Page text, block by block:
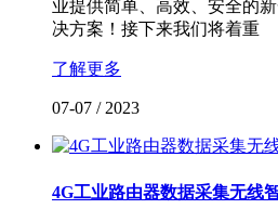
业提供简单、高效、安全的
决方案！接下来我们将着重
了解更多
07-07 / 2023
4G工业路由器数据采集无线